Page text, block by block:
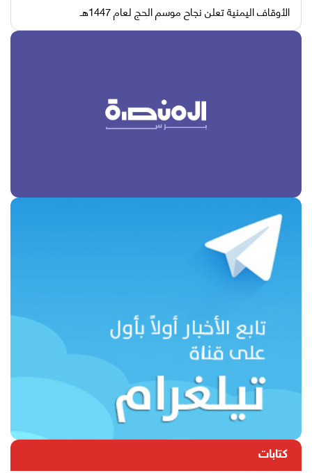
الأوقاف اليمنية تعلن نجاح موسم الحج لعام 1447هـ
كتابات